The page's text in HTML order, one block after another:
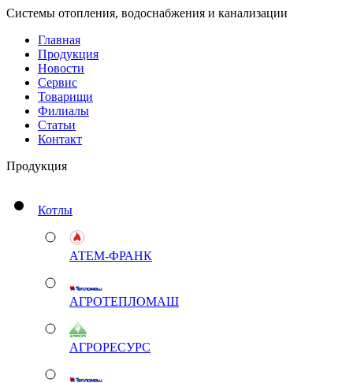
Системы отопления, водоснабжения и канализации
Главная
Продукция
Новости
Сервис
Товарищи
Филиалы
Статьи
Контакт
Продукция
Котлы
АТЕМ-ФРАНК
АГРОТЕПЛОМАШ
АГРОРЕСУРС